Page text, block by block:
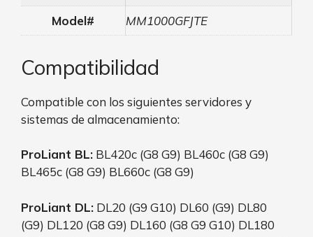
Model# MM1000GFJTE
Compatibilidad
Compatible con los siguientes servidores y
sistemas de almacenamiento:
ProLiant BL: BL420c (G8 G9) BL460c (G8 G9)
BL465c (G8 G9) BL660c (G8 G9)
ProLiant DL: DL20 (G9 G10) DL60 (G9) DL80
(G9) DL120 (G8 G9) DL160 (G8 G9 G10) DL180